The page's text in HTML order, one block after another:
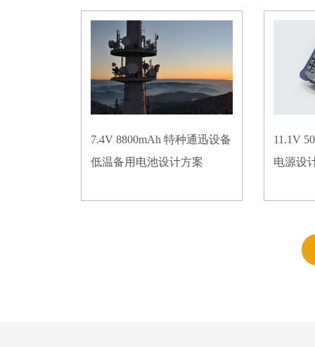
7.4V 8800mAh 特种通迅设备
低温备用电池设计方案
11.1V
电源设